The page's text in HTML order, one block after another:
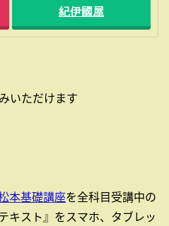
紀伊國屋
いただけます
本基礎講座を全科目受講中の
キスト』をスマホ、タブレッ